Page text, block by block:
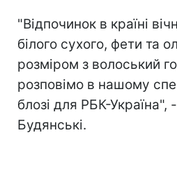
"Відпочинок в країні
білого сухого, фети та
розміром з волоський
розповімо в нашому
блозі для РБК-Україна",
Будянські.